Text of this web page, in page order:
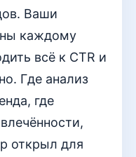
Ваши
каждому
всё к CTR и
Где анализ
где
открыл для